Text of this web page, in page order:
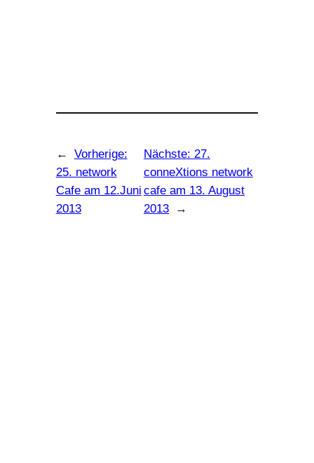
←
Vorherige:
25. network
Cafe am 12.Juni
2013
Nächste: 27.
conneXtions network
cafe am 13. August
2013
→